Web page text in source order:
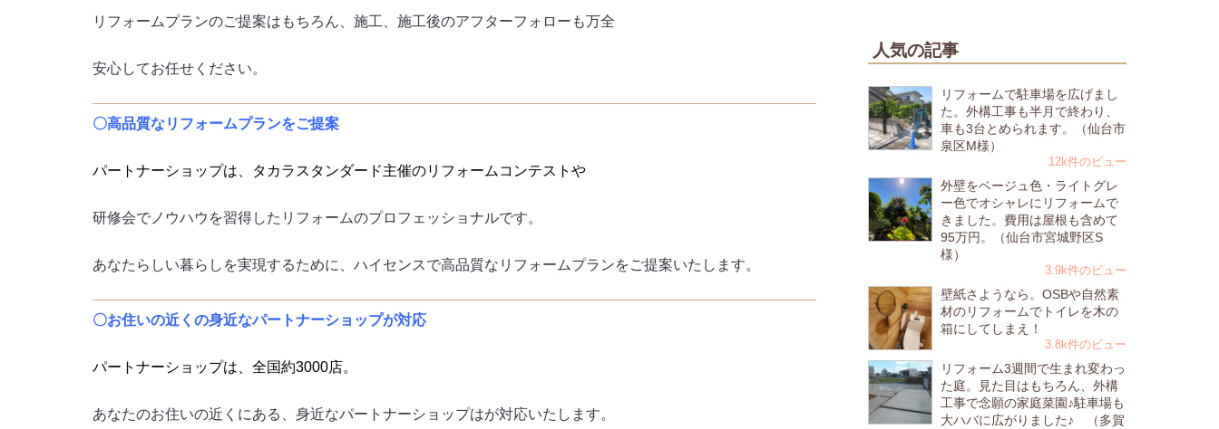
リフォームプランのご提案はもちろん、施工、施工後のアフターフォローも万全
安心してお任せください。
〇高品質なリフォームプランをご提案
パートナーショップは、タカラスタンダード主催のリフォームコンテストや
研修会でノウハウを習得したリフォームのプロフェッショナルです。
あなたらしい暮らしを実現するために、ハイセンスで高品質なリフォームプランをご提案いたします。
〇お住いの近くの身近なパートナーショップが対応
パートナーショップは、全国約3000店。
あなたのお住いの近くにある、身近なパートナーショップはが対応いたします。
人気の記事
リフォームで駐車場を広げまし
た。外構工事も半月で終わり、
車も3台とめられます。（仙台市
泉区M様）
12k件のビュー
外壁をベージュ色・ライトグレ
ー色でオシャレにリフォームで
きました。費用は屋根も含めて
95万円。（仙台市宮城野区S
様）
3.9k件のビュー
壁紙さようなら。OSBや自然素
材のリフォームでトイレを木の
箱にしてしまえ！
3.8k件のビュー
リフォーム3週間で生まれ変わっ
た庭。見た目はもちろん、外構
工事で念願の家庭菜園♪駐車場も
大ハバに広がりました♪ （多賀